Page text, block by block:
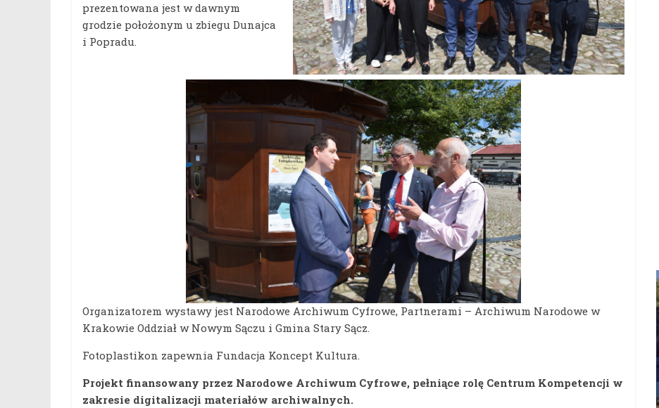
prezentowana jest w dawnym
grodzie położonym u zbiegu Dunajca
i Popradu.
Organizatorem wystawy jest Narodowe Archiwum Cyfrowe, Partnerami – Archiwum Narodowe w
Krakowie Oddział w Nowym Sączu i Gmina Stary Sącz.
Fotoplastikon zapewnia Fundacja Koncept Kultura.
Projekt finansowany przez Narodowe Archiwum Cyfrowe, pełniące rolę Centrum Kompetencji w
zakresie digitalizacji materiałów archiwalnych.